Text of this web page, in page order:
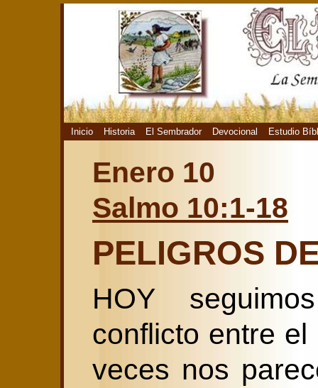
Inicio Historia El Sembrador Devocional Estudio
Enero 10
Salmo 10:1-18
PELIGROS
HOY
conflicto entre
veces nos